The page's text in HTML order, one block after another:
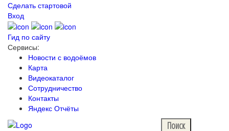
Сделать стартовой
Вход
Гид по сайту
Сервисы:
Новости с водоёмов
Карта
Видеокаталог
Сотрудничество
Контакты
Яндекс Отчёты